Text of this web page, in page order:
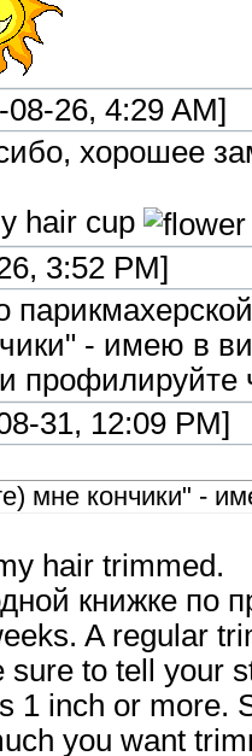
26, 4:29 AM]
хорошее
hair cup
3:52 PM]
- имею в
профилируйте
31, 12:09 PM]
мне кончики" -
hair trimmed.
книжке по
A regular
sure to tell your
1 inch or more.
you want